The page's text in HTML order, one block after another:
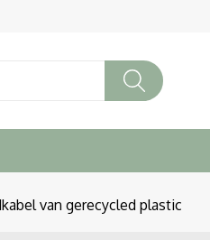
van gerecycled plastic